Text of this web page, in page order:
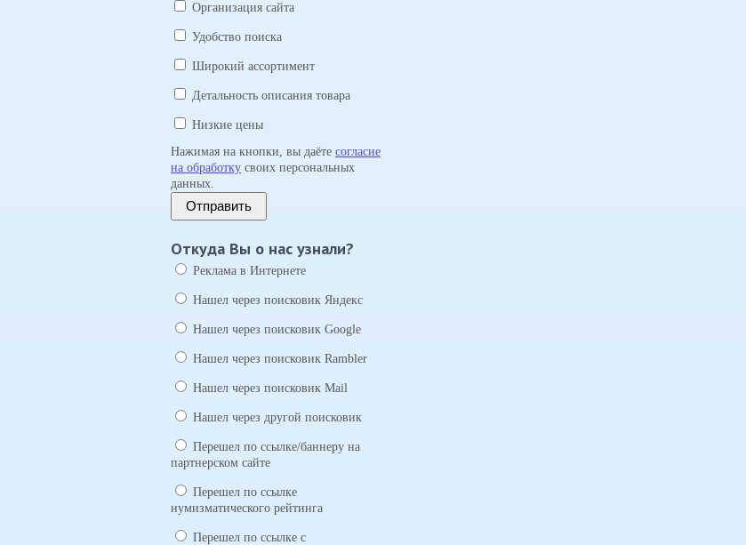
Организация сайта
Удобство поиска
Широкий ассортимент
Детальность описания товара
Низкие цены
Нажимая на кнопки, вы даёте согласие
на обработку своих персональных
данных.
Отправить
Откуда Вы о нас узнали?
Реклама в Интернете
Нашел через поисковик Яндекс
Нашел через поисковик Google
Нашел через поисковик Rambler
Нашел через поисковик Mail
Нашел через другой поисковик
Перешел по ссылке/баннеру на
партнерском сайте
Перешел по ссылке
нумизматического рейтинга
Перешел по ссылке с